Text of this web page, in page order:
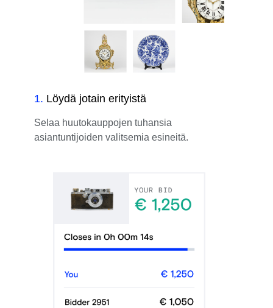
1. Löydä jotain erityistä
Selaa huutokauppojen tuhansia
asiantuntijoiden valitsemia esineitä.